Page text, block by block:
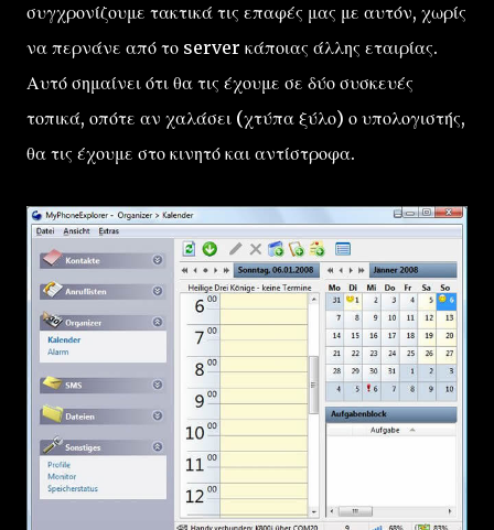
συγχρονίζουμε τακτικά τις επαφές μας με αυτόν, χωρίς
να περνάνε από το server κάποιας άλλης εταιρίας.
Αυτό σημαίνει ότι θα τις έχουμε σε δύο συσκευές
τοπικά, οπότε αν χαλάσει (χτύπα ξύλο) ο υπολογιστής,
θα τις έχουμε στο κινητό και αντίστροφα.